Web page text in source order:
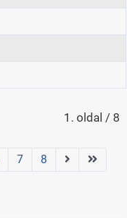
1. oldal / 8
7 8